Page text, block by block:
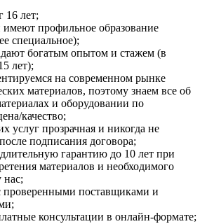
16 лет;
имеют профильное образование
специальное);
богатым опытом и стажем (в
лет);
на современном рынке
материалов, поэтому знаем все об
и оборудовании по
качество;
услуг прозрачная и никогда не
подписания договора;
гарантию до 10 лет при
материалов и необходимого
нас;
проверенными поставщиками и
консультации в онлайн-формате;